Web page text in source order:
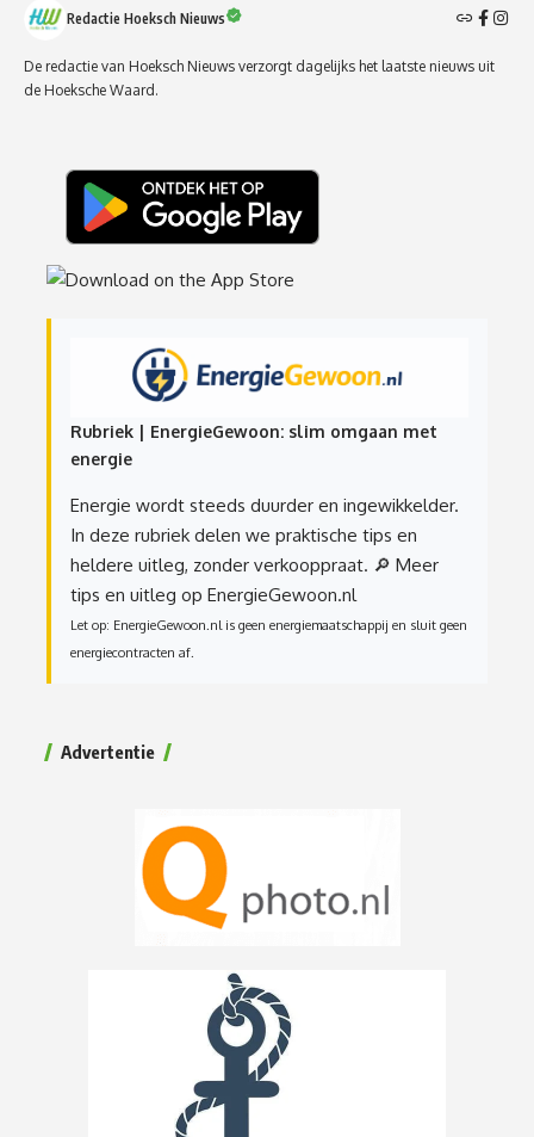
Redactie Hoeksch Nieuws
De redactie van Hoeksch Nieuws verzorgt dagelijks het laatste nieuws uit
de Hoeksche Waard.
Rubriek | EnergieGewoon: slim omgaan met
energie
Energie wordt steeds duurder en ingewikkelder.
In deze rubriek delen we praktische tips en
heldere uitleg, zonder verkooppraat. 🔎 Meer
tips en uitleg op EnergieGewoon.nl
Let op: EnergieGewoon.nl is geen energiemaatschappij en sluit geen
energiecontracten af.
Advertentie